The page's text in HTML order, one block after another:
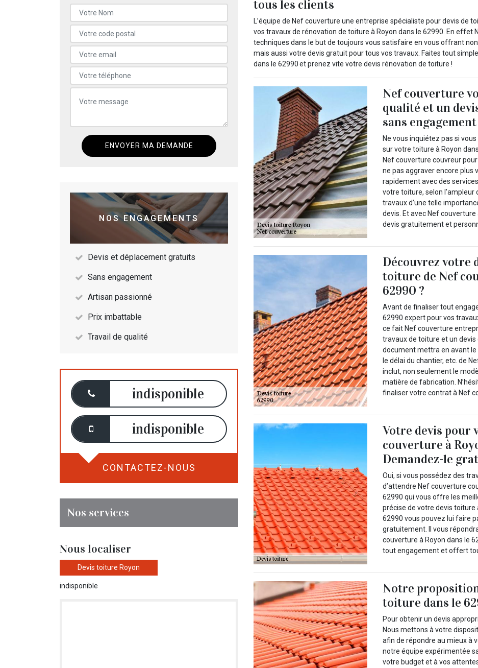
NOS ENGAGEMENTS
Devis et déplacement gratuits
Sans engagement
Artisan passionné
Prix imbattable
Travail de qualité
indisponible
indisponible
CONTACTEZ-NOUS
Nos services
Nous localiser
Devis toiture Royon
indisponible
tous les clients
L’équipe de Nef couverture une entreprise spécialiste pour devis de
vos travaux de rénovation de toiture à Royon dans le 62990. En effet
techniques dans le but de toujours vous satisfaire en vous offrant
mais aussi votre devis gratuit pour tous vos travaux. Faites tout
dans le 62990 et prenez vite votre devis rénovation de toiture !
Nef couverture
qualité et un
sans
Ne vous inquiétez pas si
sur votre toiture à Royon
Nef couverture couvreur
ne pas aggraver encore plus
rapidement avec des
votre toiture, selon l’ampleur
travaux d’une telle
devis. Et avec Nef
devis gratuitement et
Découvrez votre
toiture de Nef
62990 ?
Avant de finaliser tout
62990 expert pour vos
ce fait Nef couverture
travaux de toiture et un
document mettra en avant
le délai du chantier, etc. de
inclut, non seulement le
matière de fabrication.
finaliser votre contrat à Nef
Votre devis pour
couverture à
Demandez-le
Oui, si vous possédez des
d’attendre Nef couverture
62990 qui vous offre les
précise de votre devis toiture
62990 vous pouvez lui faire
gratuitement. Il vous
couverture à Royon dans le
tout engagement et offert
Notre
toiture dans le
Pour obtenir un devis
Nous mettons à votre
afin de répondre au mieux à
notre équipe expérimentée
votre budget et à vos